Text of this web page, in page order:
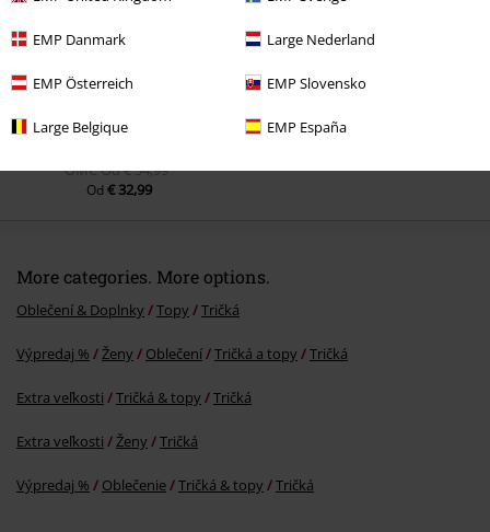
EMP Danmark Large Nederland
EMP Österreich EMP Slovensko
Large Belgique EMP España
OMCOd€ 34,99
Od € 32,99
More categories. More options.
Oblečení & Doplnky Topy Tričká
Výpredaj % Ženy Oblečení Tričká a topy Tričká
Extra veľkosti Tričká & topy Tričká
Extra veľkosti Ženy Tričká
Výpredaj % Oblečenie Tričká & topy Tričká